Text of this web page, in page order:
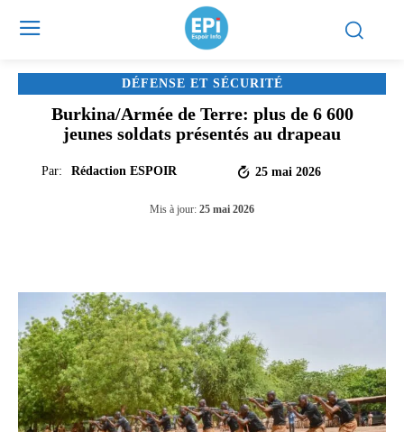
DÉFENSE ET SÉCURITÉ
Burkina/Armée de Terre: plus de 6 600
jeunes soldats présentés au drapeau
Par: Rédaction ESPOIR 25 mai 2026
Mis à jour: 25 mai 2026